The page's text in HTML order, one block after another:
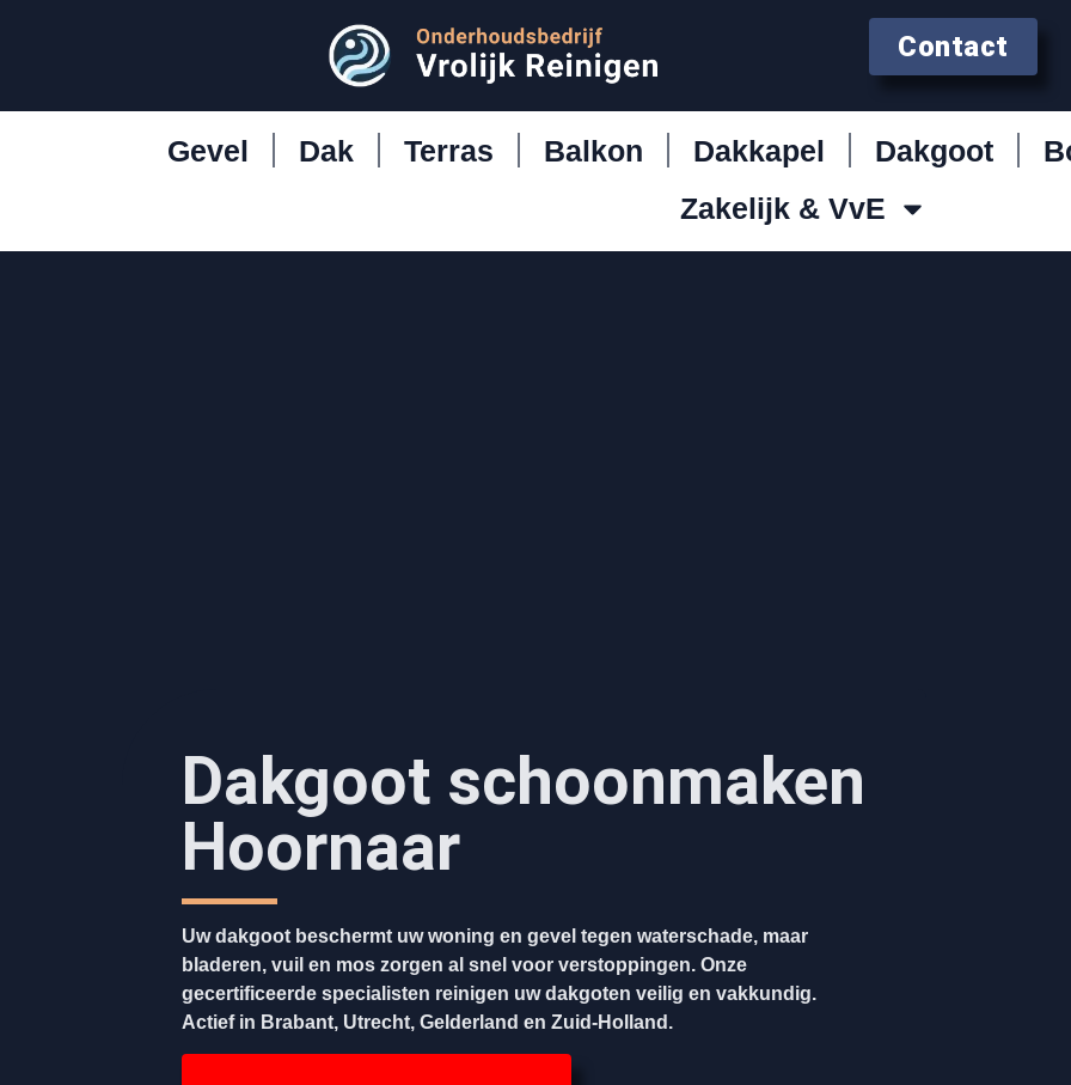
Contact
Gevel Dak Terras Balkon Dakkapel Dakgoot
Zakelijk & VvE
Dakgoot schoonmaken​
Hoornaar
Uw dakgoot beschermt uw woning en gevel tegen waterschade, maar
bladeren, vuil en mos zorgen al snel voor verstoppingen. Onze
gecertificeerde specialisten reinigen uw dakgoten veilig en vakkundig.
Actief in Brabant, Utrecht, Gelderland en Zuid-Holland.